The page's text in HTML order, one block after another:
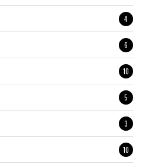
4
6
10
5
3
10